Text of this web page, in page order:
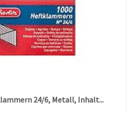
24/6, Metall, Inhalt...